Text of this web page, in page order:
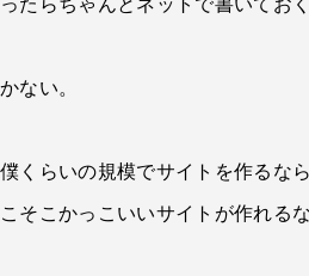
たらちゃんとネットで書いておく
ない。
らいの規模でサイトを作るな
そこかっこいいサイトが作れる